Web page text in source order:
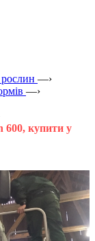
—›
—›
купити у